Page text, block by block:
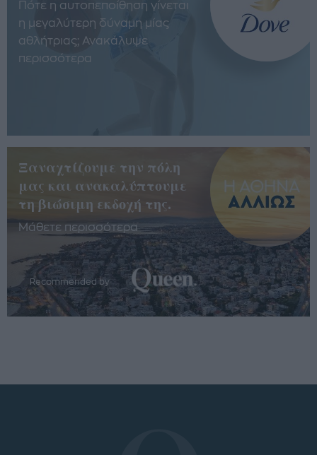
Πότε η αυτοπεποίθηση γίνεται
η μεγαλύτερη δύναμη μίας
αθλήτριας; Ανακάλυψε
περισσότερα
Ξαναχτίζουμε την πόλη
μας και ανακαλύπτουμε
τη βιώσιμη εκδοχή της.
Μάθετε περισσότερα
Recommended by